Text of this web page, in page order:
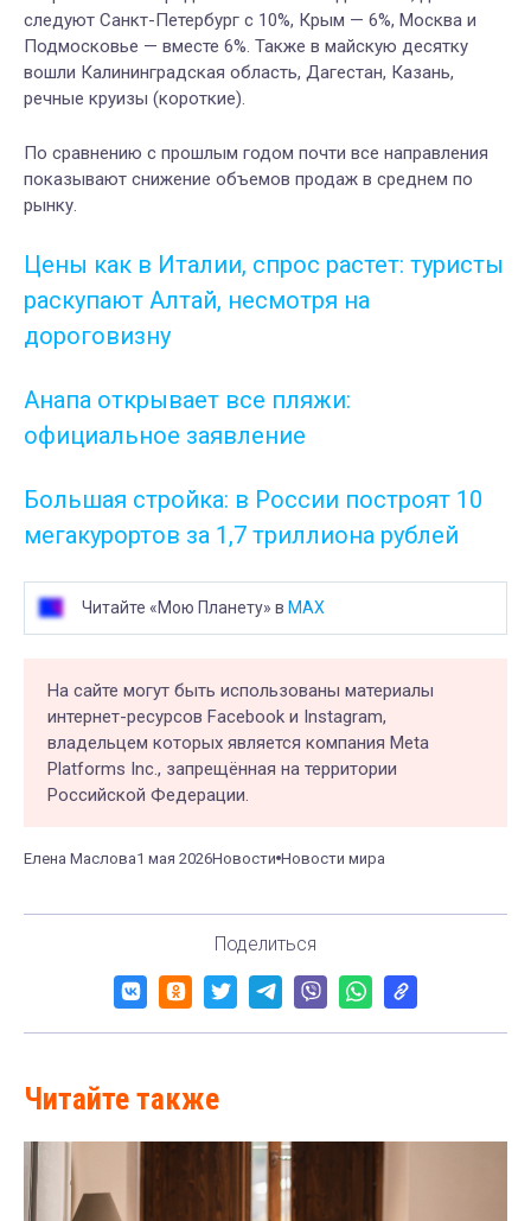
следуют Санкт-Петербург с 10%, Крым — 6%, Москва и
Подмосковье — вместе 6%. Также в майскую десятку
вошли Калининградская область, Дагестан, Казань,
речные круизы (короткие).
По сравнению с прошлым годом почти все направления
показывают снижение объемов продаж в среднем по
рынку.
Цены как в Италии, спрос растет: туристы
раскупают Алтай, несмотря на
дороговизну
Анапа открывает все пляжи:
официальное заявление
Большая стройка: в России построят 10
мегакурортов за 1,7 триллиона рублей
Читайте «Мою Планету» в MAX
На сайте могут быть использованы материалы
интернет-ресурсов Facebook и Instagram,
владельцем которых является компания Meta
Platforms Inc., запрещённая на территории
Российской Федерации.
Елена Маслова1 мая 2026Новости Новости мира
Поделиться
Читайте также